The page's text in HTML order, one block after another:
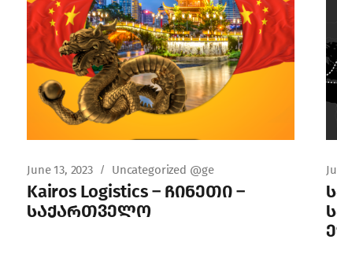
June 13, 2023 Uncategorized @ge
Kairos Logistics – ჩინეთი –
საქართველო